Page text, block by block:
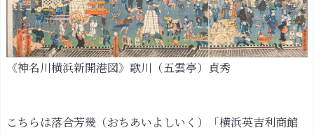
《神名川横浜新開港図》歌川（五雲亭）貞秀
こちらは落合芳幾（おちあいよしいく）「横浜英吉利商館